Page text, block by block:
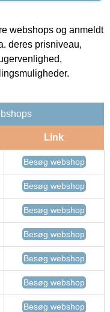
webshops og anmeldt
deres prisniveau,
Link
Besøg webshop
Besøg webshop
Besøg webshop
Besøg webshop
Besøg webshop
Besøg webshop
Besøg webshop